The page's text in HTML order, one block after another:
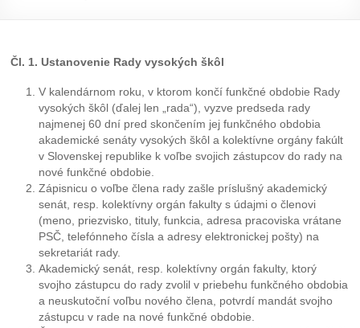
Čl. 1. Ustanovenie Rady vysokých škôl
V kalendárnom roku, v ktorom končí funkčné obdobie Rady
vysokých škôl (ďalej len „rada“), vyzve predseda rady
najmenej 60 dní pred skončením jej funkčného obdobia
akademické senáty vysokých škôl a kolektívne orgány fakúlt
v Slovenskej republike k voľbe svojich zástupcov do rady na
nové funkčné obdobie.
Zápisnicu o voľbe člena rady zašle príslušný akademický
senát, resp. kolektívny orgán fakulty s údajmi o členovi
(meno, priezvisko, tituly, funkcia, adresa pracoviska vrátane
PSČ, telefónneho čísla a adresy elektronickej pošty) na
sekretariát rady.
Akademický senát, resp. kolektívny orgán fakulty, ktorý
svojho zástupcu do rady zvolil v priebehu funkčného obdobia
a neuskutoční voľbu nového člena, potvrdí mandát svojho
zástupcu v rade na nové funkčné obdobie.